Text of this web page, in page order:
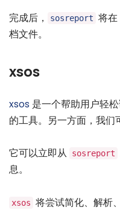
完成后， sosreport 将在
档文件。
xsos
xsos 是一个帮助用户轻
的工具。另一方面，我们
它可以立即从 sosreport
息。
xsos 将尝试简化、解析